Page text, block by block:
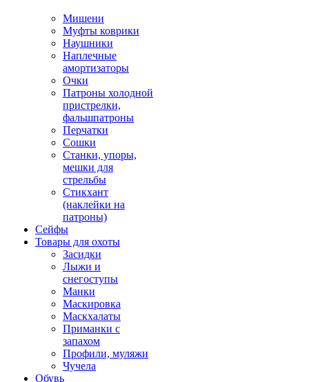
Мишени
Муфты коврики
Наушники
Наплечные
амортизаторы
Очки
Патроны холодной
пристрелки,
фальшпатроны
Перчатки
Сошки
Станки, упоры,
мешки для
стрельбы
Стикхант
(наклейки на
патроны)
Сейфы
Товары для охоты
Засидки
Лыжи и
снегоступы
Манки
Маскировка
Маскхалаты
Приманки с
запахом
Профили, муляжи
Чучела
Обувь